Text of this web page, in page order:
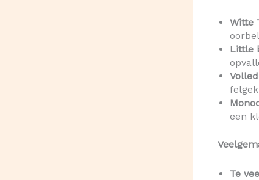
Witte
Little
een
Te